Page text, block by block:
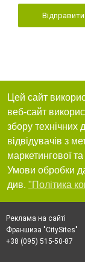
Відправити
Цей сайт
веб-сайт
збору технічних
відвідувачів з
маркетингової
Умови обробки
див. "Політика
Реклама на сайті
Франшиза "CitySites"
+38 (095) 515-50-87